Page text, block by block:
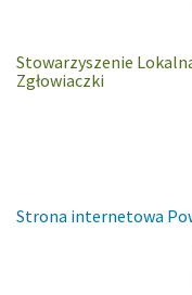
Stowarzyszenie
Zgłowiaczki
Strona internetowa